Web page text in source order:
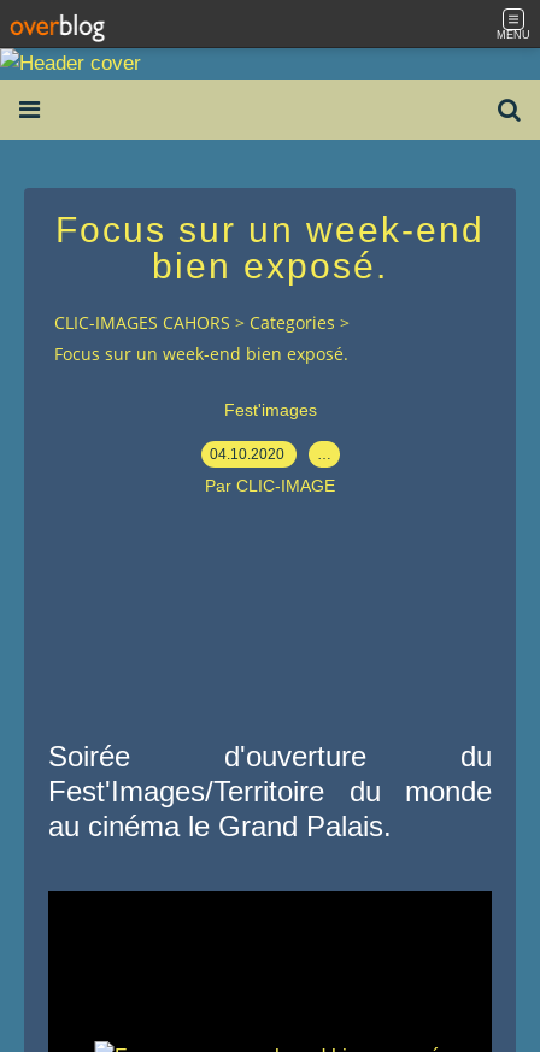
MENU
Focus sur un week-end
bien exposé.
CLIC-IMAGES CAHORS > Categories >
Focus sur un week-end bien exposé.
Fest'images
04.10.2020
Par CLIC-IMAGE
Soirée d'ouverture du
Fest'Images/Territoire du monde
au cinéma le Grand Palais.